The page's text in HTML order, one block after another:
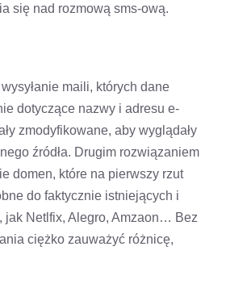
się nad rozmową sms-ową.
maili, których dane
dotyczące nazwy i adresu e-
zmodyfikowane, aby wyglądały
źródła. Drugim rozwiązaniem
domen, które na pierwszy rzut
do faktycznie istniejących i
jak Netlfix, Alegro, Amzaon… Bez
ciężko zauważyć różnicę,